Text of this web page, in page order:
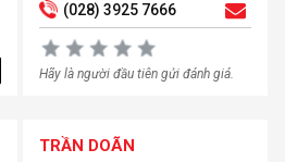
(028) 3925 7666
Hãy là người đầu tiên gửi đánh giá.
TRẦN DOÃN